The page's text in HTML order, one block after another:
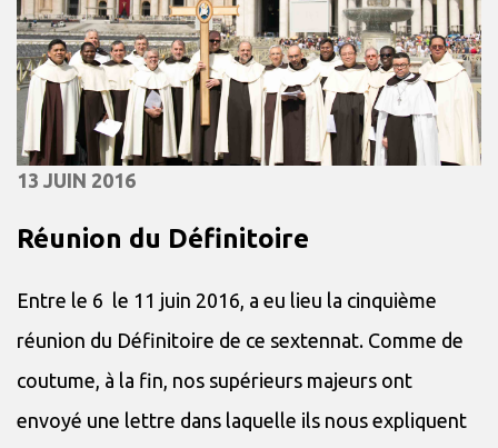
13 JUIN 2016
Réunion du Définitoire
Entre le 6 le 11 juin 2016, a eu lieu la cinquième
réunion du Définitoire de ce sextennat. Comme de
coutume, à la fin, nos supérieurs majeurs ont
envoyé une lettre dans laquelle ils nous expliquent